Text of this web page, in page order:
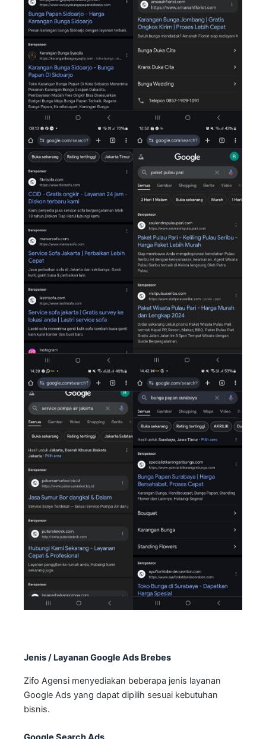
Jenis / Layanan Google Ads Brebes
Zifo Agensi menyediakan beberapa jenis layanan
Google Ads yang dapat dipilih sesuai kebutuhan
bisnis.